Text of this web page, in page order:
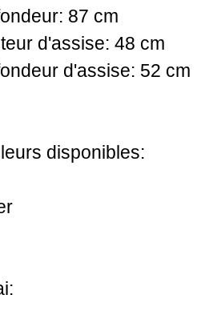
87 cm
d'assise: 48 cm
d'assise: 52 cm
disponibles: